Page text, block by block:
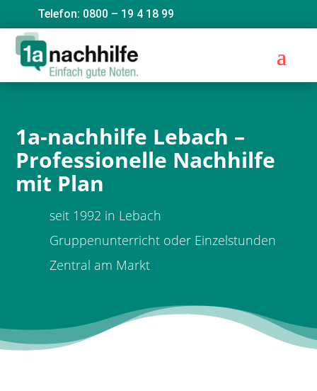
Telefon: 0800 – 19 4 18 99
1a-nachhilfe Lebach –
Professionelle Nachhilfe
mit Plan
seit 1992 in Lebach
Gruppenunterricht oder Einzelstunden
Zentral am Markt